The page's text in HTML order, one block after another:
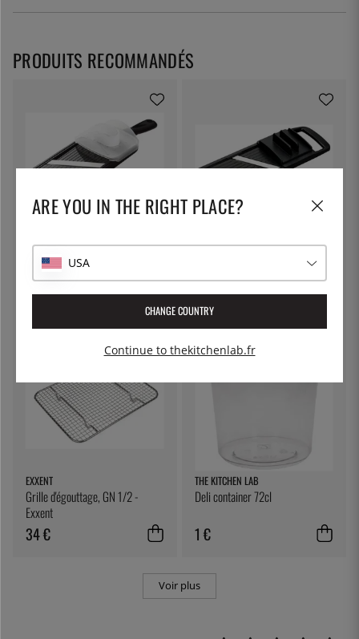
KYOCERA
Mandoline, lame céramique, noire
- Kyocera
36 €
KYOCERA
Grande mandoline, réglable, noire
58 €
EXXENT
Grille d'égouttage, GN 1/2 -
Exxent
34 €
THE KITCHEN LAB
Deli container 72cl
1 €
Voir plus
PRODUITS RECOMMANDÉS
ARE YOU IN THE RIGHT PLACE?
USA
CHANGE COUNTRY
Continue to thekitchenlab.fr